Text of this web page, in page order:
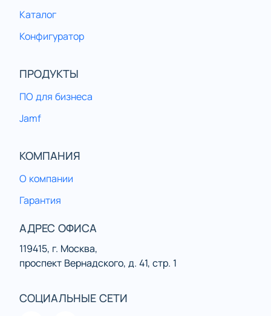
Каталог
Конфигуратор
ПРОДУКТЫ
ПО для бизнеса
Jamf
КОМПАНИЯ
О компании
Гарантия
АДРЕС ОФИСА
119415, г. Москва,
проспект Вернадского, д. 41, стр. 1
СОЦИАЛЬНЫЕ СЕТИ